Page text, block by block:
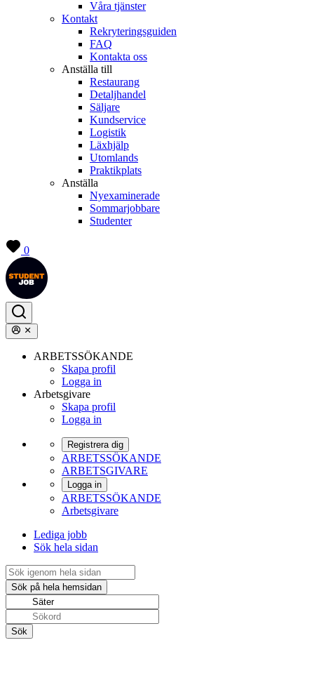
Våra tjänster
Kontakt
Rekryteringsguiden
FAQ
Kontakta oss
Anställa till
Restaurang
Detaljhandel
Säljare
Kundservice
Logistik
Läxhjälp
Utomlands
Praktikplats
Anställa
Nyexaminerade
Sommarjobbare
Studenter
0
ARBETSSÖKANDE
Skapa profil
Logga in
Arbetsgivare
Skapa profil
Logga in
Registrera dig
ARBETSSÖKANDE
ARBETSGIVARE
Logga in
ARBETSSÖKANDE
Arbetsgivare
Lediga jobb
Sök hela sidan